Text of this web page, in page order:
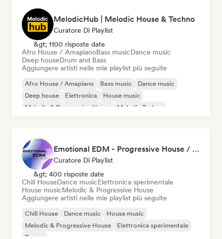
MelodicHub | Melodic House & Techno
Curatore Di Playlist
&gt; 1100 risposte date
Afro House / AmapianoBass musicDance music
Deep houseDrum and Bass
Aggiungere artisti nelle mie playlist più seguite
Afro House / Amapiano Bass music
Dance music
Deep house
Elettronica
House music
Melodic & Progressive House
Melodic Techno
Emotional EDM - Progressive House / Festival House / Chill Progressive House
Curatore Di Playlist
&gt; 400 risposte date
Chill HouseDance musicElettronica sperimentale
House musicMelodic & Progressive House
Aggiungere artisti nelle mie playlist più seguite
Chill House Dance music
House music
Melodic & Progressive House
Elettronica sperimentale
Trance